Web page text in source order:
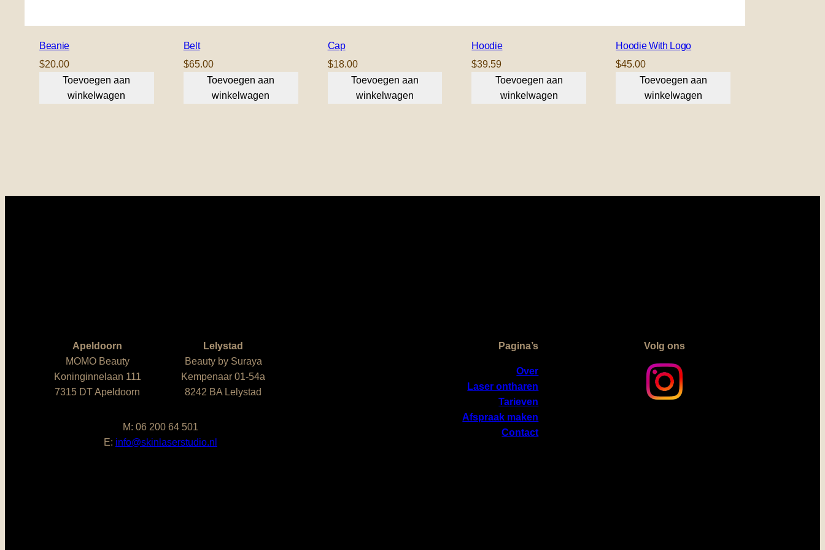
Beanie
$20.00
Toevoegen aan
winkelwagen
Belt
$65.00
Toevoegen aan
winkelwagen
Cap
$18.00
Toevoegen aan
winkelwagen
Hoodie
$39.59
Toevoegen aan
winkelwagen
Hoodie With Logo
$45.00
Toevoegen aan
winkelwagen
Apeldoorn
MOMO Beauty
Koninginnelaan 111
7315 DT Apeldoorn
Lelystad
Beauty by Suraya
Kempenaar 01-54a
8242 BA Lelystad
M: 06 200 64 501
E: info@skinlaserstudio.nl
Pagina’s
Over
Laser ontharen
Tarieven
Afspraak maken
Contact
Volg ons